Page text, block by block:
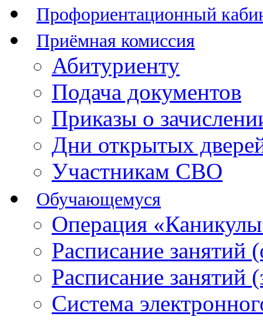
Профориентационный
Приёмная комиссия
Абитуриенту
Подача документов
Приказы о
Дни открытых
Участникам СВО
Обучающемуся
Операция
Расписание занятий
Расписание занятий
Система